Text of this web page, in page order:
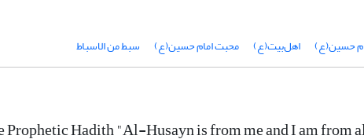
حسین(ع) اهل‌بیت(ع) محبت امام حسین(ع) سبط من الاسباط
Hadith "Al-Husayn is from me and I am from